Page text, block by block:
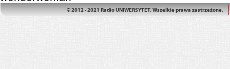
© 2012 - 2021 Radio UNIWERSYTET. Wszelkie prawa zastrzeżone.